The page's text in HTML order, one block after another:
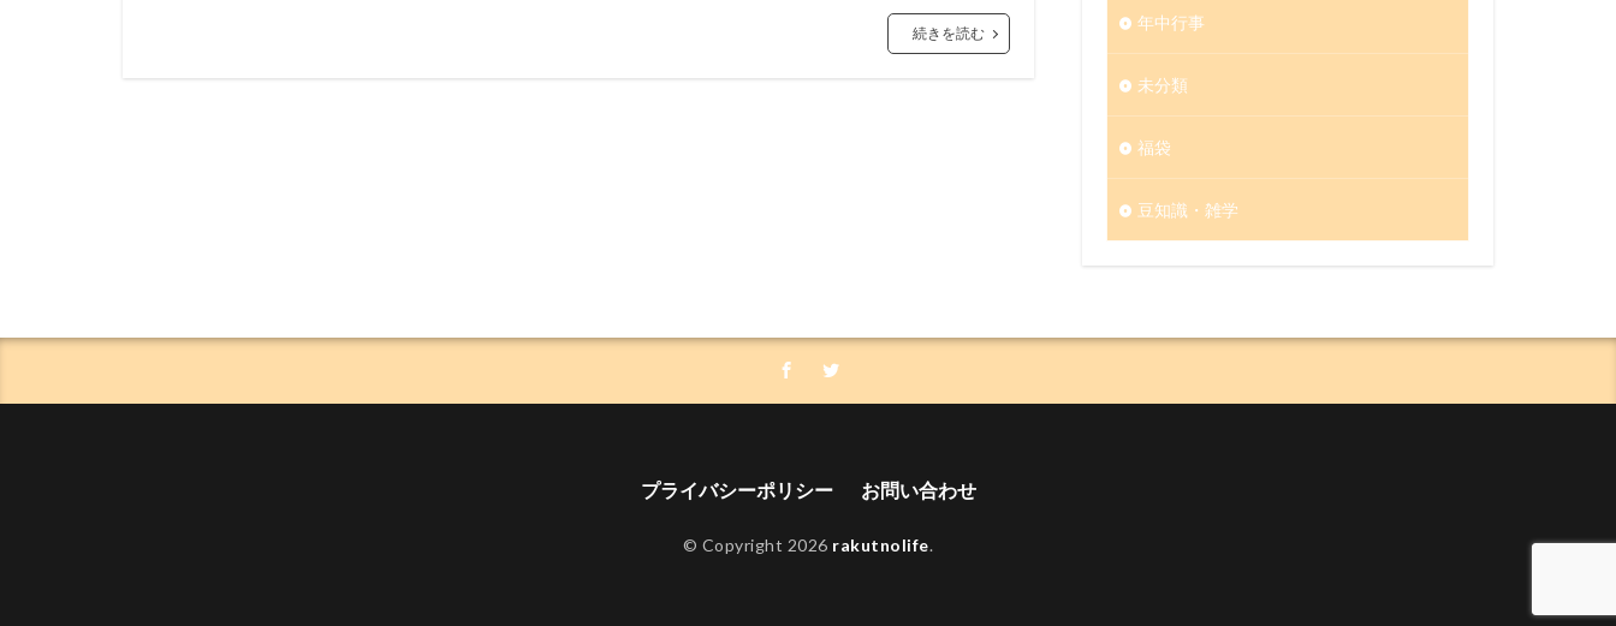
続きを読む
年中行事
未分類
福袋
豆知識・雑学
プライバシーポリシー お問い合わせ
© Copyright 2026 rakutnolife.